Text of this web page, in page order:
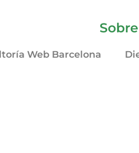
Web Barcelona